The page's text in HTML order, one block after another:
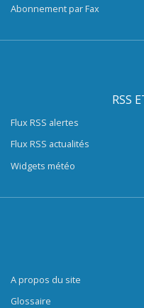
Abonnement par Fax
RSS
Flux RSS alertes
Flux RSS actualités
Widgets météo
A propos du site
Glossaire